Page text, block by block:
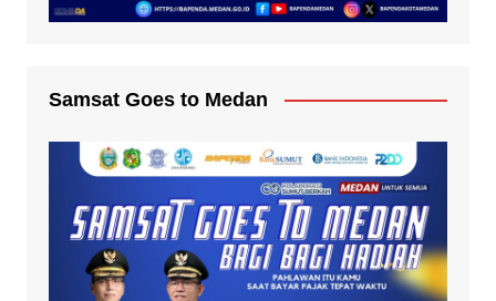
Samsat Goes to Medan